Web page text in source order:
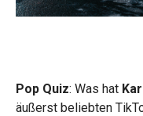
Pop Quiz: Was hat
äußerst beliebten